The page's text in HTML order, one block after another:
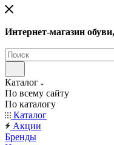
Интернет-магазин
Каталог
По всему сайту
По каталогу
Каталог
Акции
Бренды